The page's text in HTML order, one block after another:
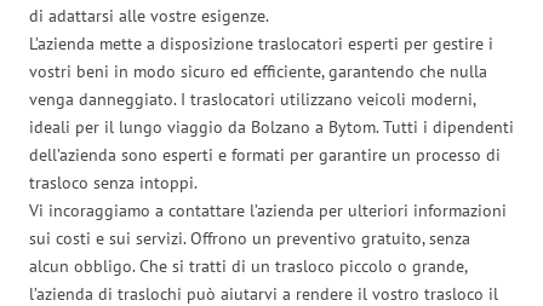
di adattarsi alle vostre esigenze.
L’azienda mette a disposizione traslocatori esperti per gestire i
vostri beni in modo sicuro ed efficiente, garantendo che nulla
venga danneggiato. I traslocatori utilizzano veicoli moderni,
ideali per il lungo viaggio da Bolzano a Bytom. Tutti i dipendenti
dell’azienda sono esperti e formati per garantire un processo di
trasloco senza intoppi.
Vi incoraggiamo a contattare l’azienda per ulteriori informazioni
sui costi e sui servizi. Offrono un preventivo gratuito, senza
alcun obbligo. Che si tratti di un trasloco piccolo o grande,
l’azienda di traslochi può aiutarvi a rendere il vostro trasloco il